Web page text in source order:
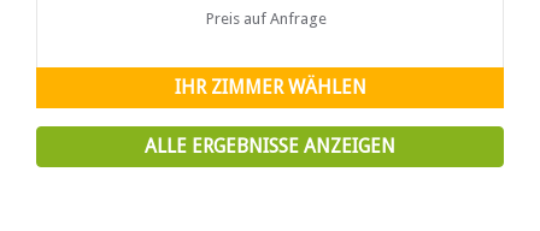
Preis auf Anfrage
IHR ZIMMER WÄHLEN
ALLE ERGEBNISSE ANZEIGEN